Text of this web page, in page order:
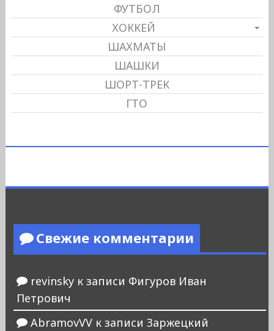
ФУТБОЛ
ХОККЕЙ
ШАХМАТЫ
ШАШКИ
ШОРТ-ТРЕК
ГТО
Свежие комментарии
revinskyк записи Фигуров Иван
Петрович
AbramovVVк записи Заржецкий